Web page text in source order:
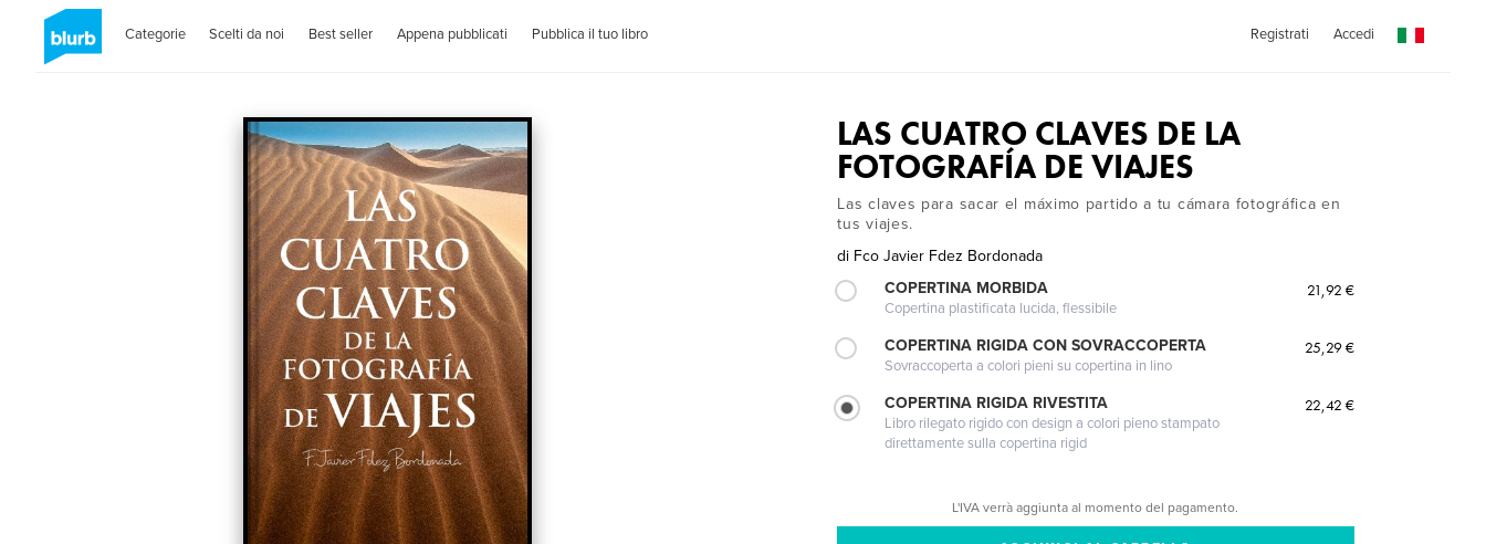
Categorie Scelti da noi Best seller Appena pubblicati Pubblica il tuo libro Registrati Accedi
LAS CUATRO CLAVES DE LA
FOTOGRAFÍA DE VIAJES
Las claves para sacar el máximo partido a tu cámara fotográfica en
tus viajes.
di Fco Javier Fdez Bordonada
COPERTINA MORBIDA
Copertina plastificata lucida, flessibile
21,92 €
COPERTINA RIGIDA CON SOVRACCOPERTA
Sovraccoperta a colori pieni su copertina in lino
25,29 €
COPERTINA RIGIDA RIVESTITA
Libro rilegato rigido con design a colori pieno stampato
direttamente sulla copertina rigid
22,42 €
L'IVA verrà aggiunta al momento del pagamento.